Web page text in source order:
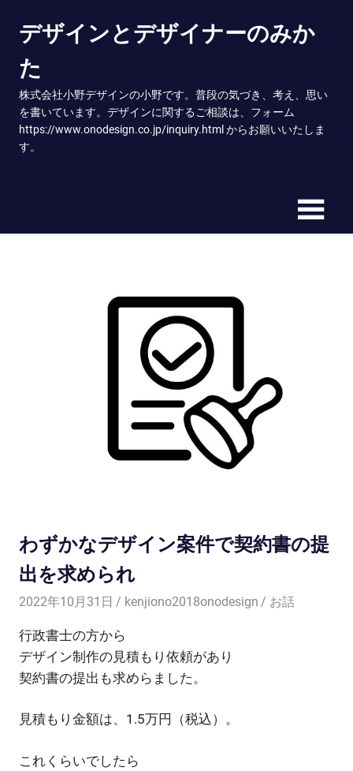
content
デザインとデザイナーのみか
た
株式会社小野デザインの小野です。普段の気づき、考え、思い
を書いています。デザインに関するご相談は、フォーム
https://www.onodesign.co.jp/inquiry.html からお願いいたしま
す。
わずかなデザイン案件で契約書の提
出を求められ
2022年10月31日 kenjiono2018onodesign お話
行政書士の方から
デザイン制作の見積もり依頼があり
契約書の提出も求めらました。
見積もり金額は、1.5万円（税込）。
これくらいでしたら